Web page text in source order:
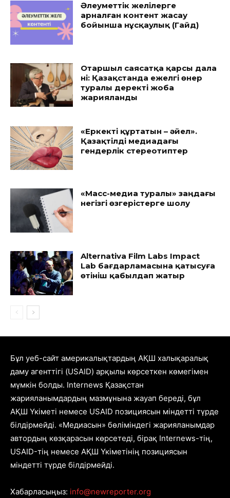
Әлеуметтік желілерге
арналған контент жасау
бойынша нұсқаулық (Гайд)
Отаршыл саясатқа қарсы дала
үні: Қазақстанда ежелгі өнер
туралы деректі жоба
жарияланды
«Еркекті құртатын – әйел».
Қазақтілді медиадағы
гендерлік стереотиптер
«Масс-медиа туралы» заңдағы
негізгі өзгерістерге шолу
Alternativa Film Labs Impact
Lab бағдарламасына қатысуға
өтініш қабылдап жатыр
Бұл уеб-сайт америкалықтардың АҚШ халықаралық
даму агенттігі (USAID) арқылы көрсеткен көмегімен
мүмкін болды. Internews Қазақстан
жарияланымдардың мазмұнына жауап береді, бұл
АҚШ Үкіметі немесе USAID позициясын міндетті түрде
білдірмейді. «Медиасын» бөліміндегі жарияланымдар
автордың көзқарасын көрсетеді, бірақ Internews-тің,
USAID-тің немесе АҚШ Үкіметінің позициясын
міндетті түрде білдірмейді.
Хабарласыңыз: info@newreporter.org